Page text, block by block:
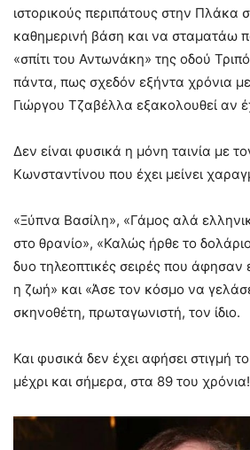
ιστορικούς περιπάτους στην Πλάκα
καθημερινή βάση και να σταματάω
«σπίτι του Αντωνάκη» της οδού
πάντα, πως σχεδόν εξήντα χρόνια
Γιώργου Τζαβέλλα εξακολουθεί αν
Δεν είναι φυσικά η μόνη ταινία με
Κωνσταντίνου που έχει μείνει
«Ξύπνα Βασίλη», «Γάμος αλά
στο θρανίο», «Καλώς ήρθε το
δυο τηλεοπτικές σειρές που άφησαν
η ζωή» και «Άσε τον κόσμο να
σκηνοθέτη, πρωταγωνιστή, τον ίδιο.
Και φυσικά δεν έχει αφήσει στιγμή
μέχρι και σήμερα, στα 89 του χρόνια!